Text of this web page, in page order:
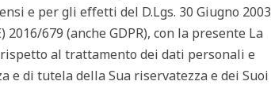
e per gli effetti del D.Lgs. 30 Giugno 2003
679 (anche GDPR), con la presente La
al trattamento dei dati personali e
di tutela della Sua riservatezza e dei Suoi